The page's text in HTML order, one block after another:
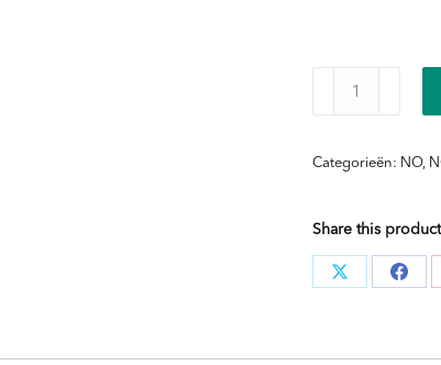
Phase
aantal
Categorieën: NO,
Share this product
Deel
Deel